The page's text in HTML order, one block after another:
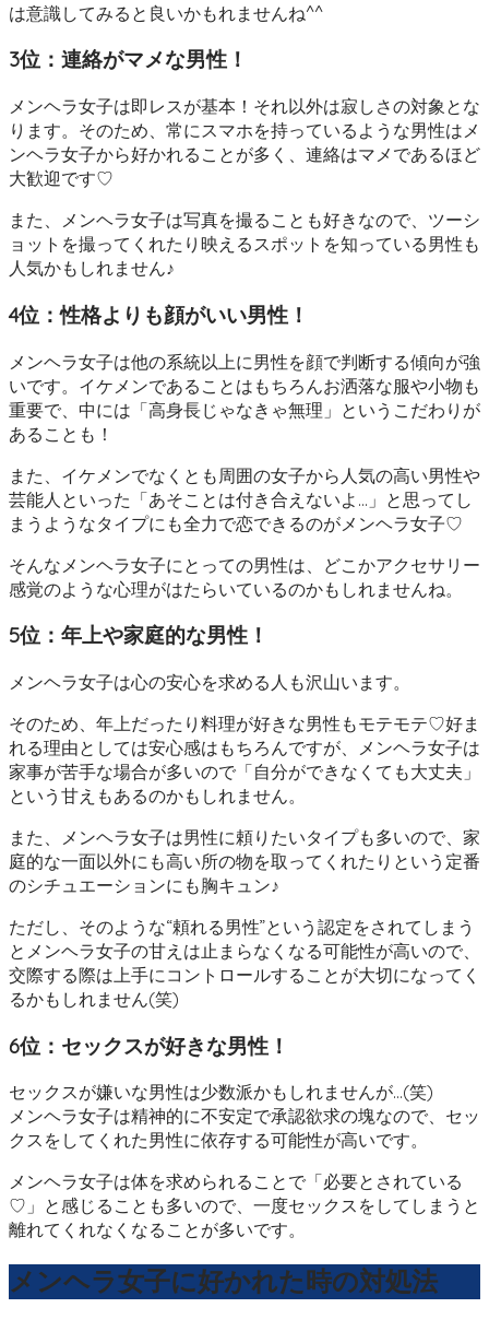
は意識してみると良いかもれませんね^^
3位：連絡がマメな男性！
メンヘラ女子は即レスが基本！それ以外は寂しさの対象とな
ります。そのため、常にスマホを持っているような男性はメ
ンヘラ女子から好かれることが多く、連絡はマメであるほど
大歓迎です♡
また、メンヘラ女子は写真を撮ることも好きなので、ツーシ
ョットを撮ってくれたり映えるスポットを知っている男性も
人気かもしれません♪
4位：性格よりも顔がいい男性！
メンヘラ女子は他の系統以上に男性を顔で判断する傾向が強
いです。イケメンであることはもちろんお洒落な服や小物も
重要で、中には「高身長じゃなきゃ無理」というこだわりが
あることも！
また、イケメンでなくとも周囲の女子から人気の高い男性や
芸能人といった「あそことは付き合えないよ…」と思ってし
まうようなタイプにも全力で恋できるのがメンヘラ女子♡
そんなメンヘラ女子にとっての男性は、どこかアクセサリー
感覚のような心理がはたらいているのかもしれませんね。
5位：年上や家庭的な男性！
メンヘラ女子は心の安心を求める人も沢山います。
そのため、年上だったり料理が好きな男性もモテモテ♡好ま
れる理由としては安心感はもちろんですが、メンヘラ女子は
家事が苦手な場合が多いので「自分ができなくても大丈夫」
という甘えもあるのかもしれません。
また、メンヘラ女子は男性に頼りたいタイプも多いので、家
庭的な一面以外にも高い所の物を取ってくれたりという定番
のシチュエーションにも胸キュン♪
ただし、そのような“頼れる男性”という認定をされてしまう
とメンヘラ女子の甘えは止まらなくなる可能性が高いので、
交際する際は上手にコントロールすることが大切になってく
るかもしれません(笑)
6位：セックスが好きな男性！
セックスが嫌いな男性は少数派かもしれませんが…(笑)
メンヘラ女子は精神的に不安定で承認欲求の塊なので、セッ
クスをしてくれた男性に依存する可能性が高いです。
メンヘラ女子は体を求められることで「必要とされている
♡」と感じることも多いので、一度セックスをしてしまうと
離れてくれなくなることが多いです。
メンヘラ女子に好かれた時の対処法